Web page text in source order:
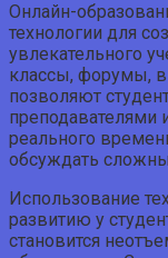
Онлайн-
технологии для
увлекательного
классы, форумы,
позволяют
преподавателями
реального
обсуждать
Использование
развитию у
становится